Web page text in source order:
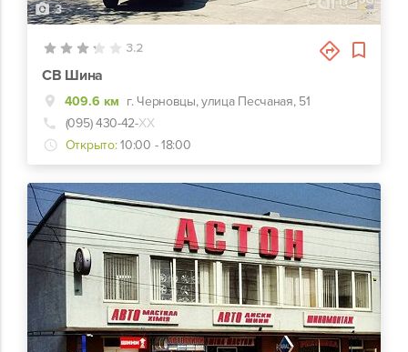
3
3.2
СВ Шина
409.6 км г. Черновцы, улица Песчаная, 51
(095) 430-42-ХХ
Открыто: 10:00 - 18:00